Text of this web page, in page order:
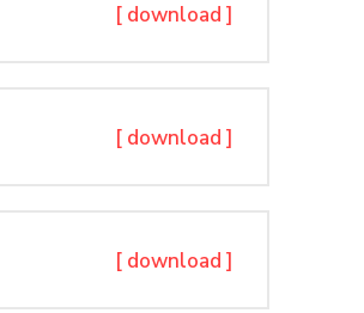
[ download ]
[ download ]
[ download ]